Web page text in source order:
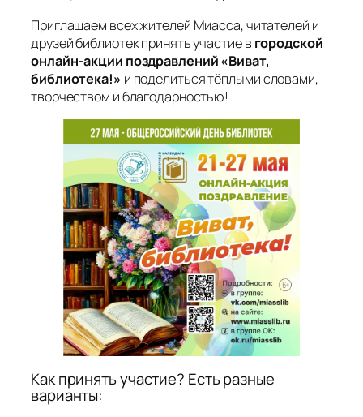
Приглашаем всех жителей Миасса, читателей и
друзей библиотек принять участие в городской
онлайн-акции поздравлений «Виват,
библиотека!» и поделиться тёплыми словами,
творчеством и благодарностью!
Как принять участие? Есть разные
варианты: